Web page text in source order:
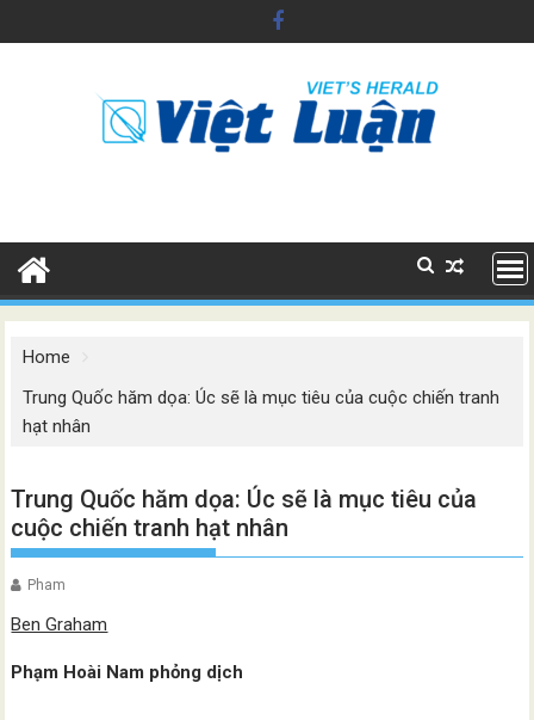
to
Home
Trung Quốc hăm dọa: Úc sẽ là mục tiêu của cuộc chiến tranh
hạt nhân
Trung Quốc hăm dọa: Úc sẽ là mục tiêu của
cuộc chiến tranh hạt nhân
Pham
Ben Graham
Phạm Hoài Nam phỏng dịch